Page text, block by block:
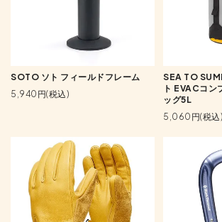
SOTO ソト フィールドフレーム
5,940円(税込)
SEA TO
ト EVACコン
ッグ5L
5,060円(税込)